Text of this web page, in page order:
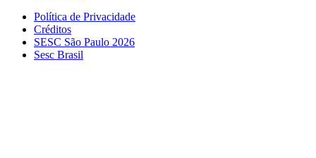
Política de Privacidade
Créditos
SESC São Paulo 2026
Sesc Brasil